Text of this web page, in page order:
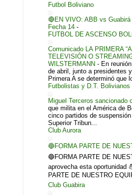
Futbol Boliviano
🔴EN VIVO: ABB vs
Fecha 14 -
FUTBOL DE ASCENSO
Comunicado LA PRIMERA
TELEVISIÓN O
WILSTERMANN - En
de abril, junto a presidentes
Primera A se determinó que
Futbolistas y D.T. Bolivianos
Miguel Terceros sancionado
que milita en el América de
cinco partidos de
Superior Tribun...
Club Aurora
🔵FORMA PARTE DE
🔵FORMA PARTE DE
aprovecha esta oportunidad
PARTE DE NUESTRO
Club Guabira